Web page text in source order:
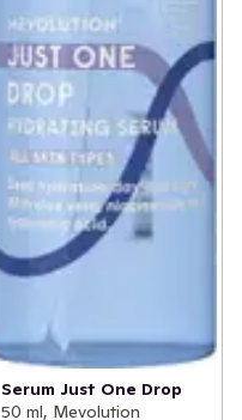
Serum Just One Drop
50 ml, Mevolution